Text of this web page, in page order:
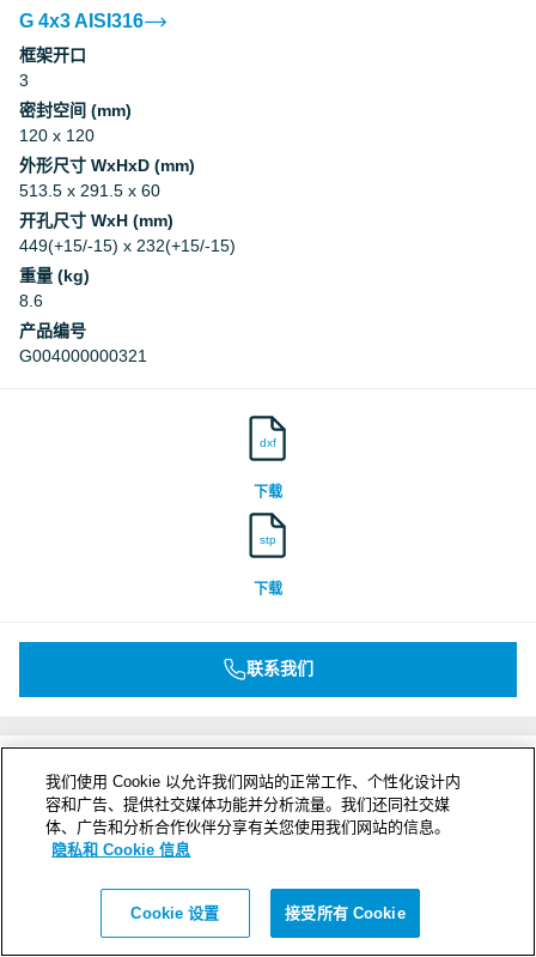
G 4x3 AISI316
框架开口
3
密封空间 (mm)
120 x 120
外形尺寸 WxHxD (mm)
513.5 x 291.5 x 60
开孔尺寸 WxH (mm)
449(+15/-15) x 232(+15/-15)
重量 (kg)
8.6
产品编号
G004000000321
dxf
下载
stp
下载
联系我们
我们使用 Cookie 以允许我们网站的正常工作、个性化设计内
容和广告、提供社交媒体功能并分析流量。我们还同社交媒
体、广告和分析合作伙伴分享有关您使用我们网站的信息。
隐私和 Cookie 信息
Cookie 设置 接受所有 Cookie